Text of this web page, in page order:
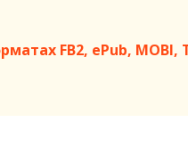
FB2, ePub, MOBI,